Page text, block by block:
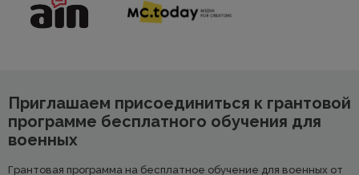
Приглашаем присоединиться к грантовой
программе бесплатного обучения для
военных
Грантовая программа на бесплатное обучение для военных от